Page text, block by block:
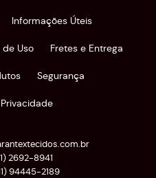
Informações Úteis
de Uso Fretes e Entrega
Segurança
2692-8941
94445-2189